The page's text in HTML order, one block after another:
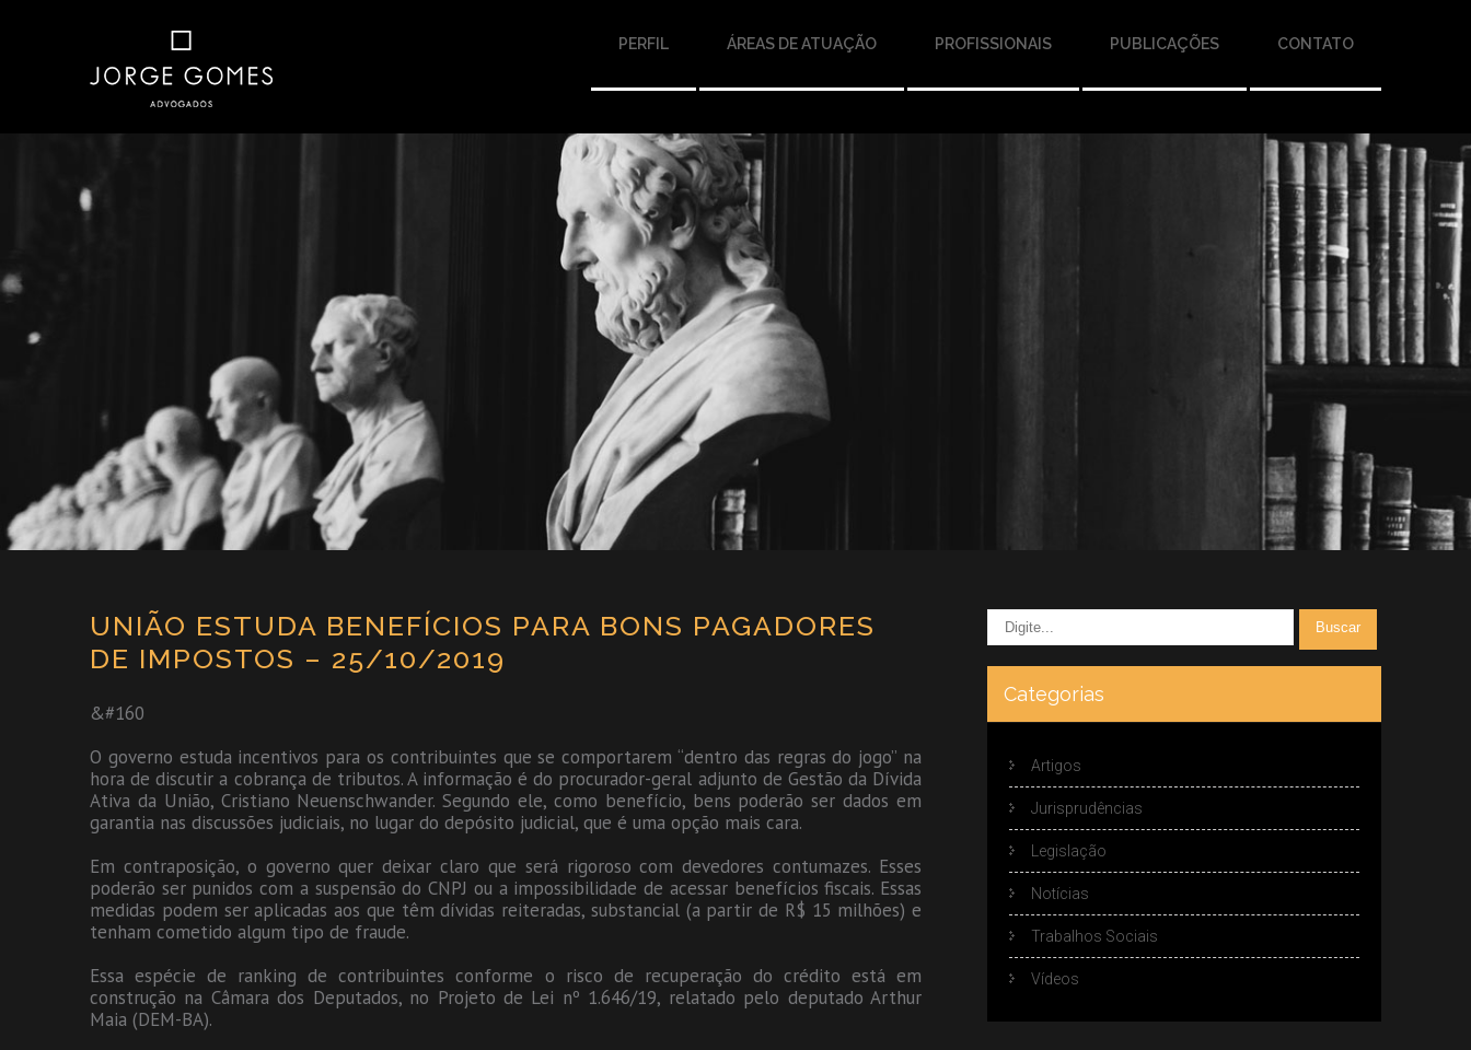
PERFIL ÁREAS DE ATUAÇÃO PROFISSIONAIS PUBLICAÇÕES CONTATO
UNIÃO ESTUDA BENEFÍCIOS PARA BONS PAGADORES
DE IMPOSTOS – 25/10/2019
&#160
O governo estuda incentivos para os contribuintes que se comportarem “dentro das regras do jogo” na
hora de discutir a cobrança de tributos. A informação é do procurador-geral adjunto de Gestão da Dívida
Ativa da União, Cristiano Neuenschwander. Segundo ele, como benefício, bens poderão ser dados em
garantia nas discussões judiciais, no lugar do depósito judicial, que é uma opção mais cara.
Em contraposição, o governo quer deixar claro que será rigoroso com devedores contumazes. Esses
poderão ser punidos com a suspensão do CNPJ ou a impossibilidade de acessar benefícios fiscais. Essas
medidas podem ser aplicadas aos que têm dívidas reiteradas, substancial (a partir de R$ 15 milhões) e
tenham cometido algum tipo de fraude.
Essa espécie de ranking de contribuintes conforme o risco de recuperação do crédito está em
construção na Câmara dos Deputados, no Projeto de Lei nº 1.646/19, relatado pelo deputado Arthur
Maia (DEM-BA).
Categorias
Artigos
Jurisprudências
Legislação
Notícias
Trabalhos Sociais
Vídeos